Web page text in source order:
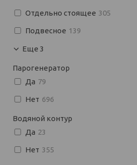
Отдельно стоящее 305
Подвесное 139
Еще 3
Парогенератор
Да 79
Нет 696
Водяной контур
Да 23
Нет 355